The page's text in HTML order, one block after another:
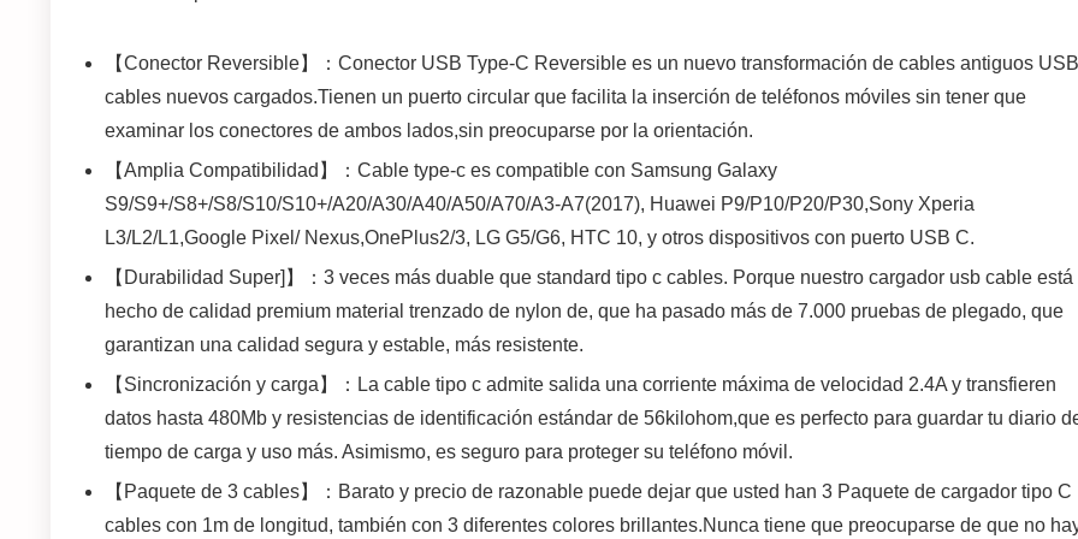
【Conector Reversible】：Conector USB Type-C Reversible es un nuevo transformación de cables antiguos
cables nuevos cargados.Tienen un puerto circular que facilita la inserción de teléfonos móviles sin tener que
examinar los conectores de ambos lados,sin preocuparse por la orientación.
【Amplia Compatibilidad】：Cable type-c es compatible con Samsung Galaxy
S9/S9+/S8+/S8/S10/S10+/A20/A30/A40/A50/A70/A3-A7(2017), Huawei P9/P10/P20/P30,Sony Xperia
L3/L2/L1,Google Pixel/ Nexus,OnePlus2/3, LG G5/G6, HTC 10, y otros dispositivos con puerto USB C.
【Durabilidad Super]】：3 veces más duable que standard tipo c cables. Porque nuestro cargador usb cable está
hecho de calidad premium material trenzado de nylon de, que ha pasado más de 7.000 pruebas de plegado, que
garantizan una calidad segura y estable, más resistente.
【Sincronización y carga】：La cable tipo c admite salida una corriente máxima de velocidad 2.4A y transfieren
datos hasta 480Mb y resistencias de identificación estándar de 56kilohom,que es perfecto para guardar tu diario
tiempo de carga y uso más. Asimismo, es seguro para proteger su teléfono móvil.
【Paquete de 3 cables】：Barato y precio de razonable puede dejar que usted han 3 Paquete de cargador tipo C
cables con 1m de longitud, también con 3 diferentes colores brillantes.Nunca tiene que preocuparse de que no